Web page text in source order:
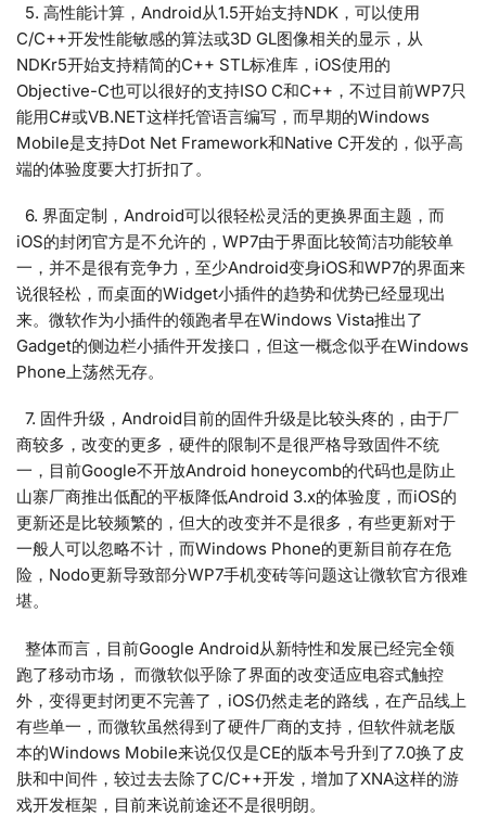
5. 高性能计算，Android从1.5开始支持NDK，可以使用
C/C++开发性能敏感的算法或3D GL图像相关的显示，从
NDKr5开始支持精简的C++ STL标准库，iOS使用的
Objective-C也可以很好的支持ISO C和C++，不过目前WP7只
能用C#或VB.NET这样托管语言编写，而早期的Windows
Mobile是支持Dot Net Framework和Native C开发的，似乎高
端的体验度要大打折扣了。
6. 界面定制，Android可以很轻松灵活的更换界面主题，而
iOS的封闭官方是不允许的，WP7由于界面比较简洁功能较单
一，并不是很有竞争力，至少Android变身iOS和WP7的界面来
说很轻松，而桌面的Widget小插件的趋势和优势已经显现出
来。微软作为小插件的领跑者早在Windows Vista推出了
Gadget的侧边栏小插件开发接口，但这一概念似乎在Windows
Phone上荡然无存。
7. 固件升级，Android目前的固件升级是比较头疼的，由于厂
商较多，改变的更多，硬件的限制不是很严格导致固件不统
一，目前Google不开放Android honeycomb的代码也是防止
山寨厂商推出低配的平板降低Android 3.x的体验度，而iOS的
更新还是比较频繁的，但大的改变并不是很多，有些更新对于
一般人可以忽略不计，而Windows Phone的更新目前存在危
险，Nodo更新导致部分WP7手机变砖等问题这让微软官方很难
堪。
整体而言，目前Google Android从新特性和发展已经完全领
跑了移动市场， 而微软似乎除了界面的改变适应电容式触控
外，变得更封闭更不完善了，iOS仍然走老的路线，在产品线上
有些单一，而微软虽然得到了硬件厂商的支持，但软件就老版
本的Windows Mobile来说仅仅是CE的版本号升到了7.0换了皮
肤和中间件，较过去去除了C/C++开发，增加了XNA这样的游
戏开发框架，目前来说前途还不是很明朗。